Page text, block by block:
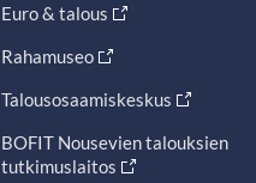
Euro & talous
Rahamuseo
Talousosaamiskeskus
BOFIT Nousevien talouksien
tutkimuslaitos